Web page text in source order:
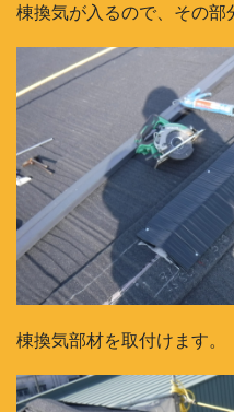
棟換気が入るので、その部
棟換気部材を取付けます。